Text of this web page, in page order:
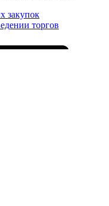
закупок
торгов